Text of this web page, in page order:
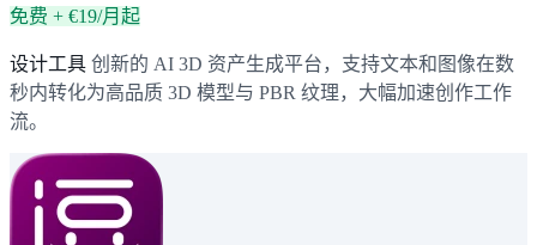
免费 + €19/月起
设计工具 创新的 AI 3D 资产生成平台，支持文本和图像在数
秒内转化为高品质 3D 模型与 PBR 纹理，大幅加速创作工作
流。